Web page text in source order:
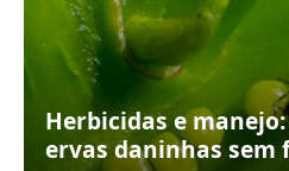
Herbicidas e
ervas daninhas